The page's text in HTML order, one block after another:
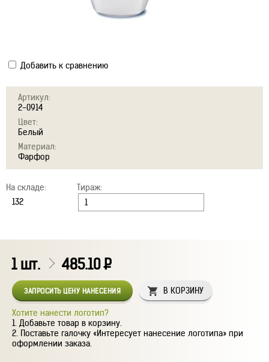
Добавить к сравнению
Артикул:
2-0914
Цвет:
Белый
Материал:
Фарфор
На складе: Тираж:
1шт. 485.10Р
ЗАПРОСИТЬ ЦЕНУ НАНЕСЕНИЯ В КОРЗИНУ
Хотите нанести логотип?
Добавьте товар в корзину.
Поставьте галочку «Интересует нанесение логотипа» при
оформлении заказа.